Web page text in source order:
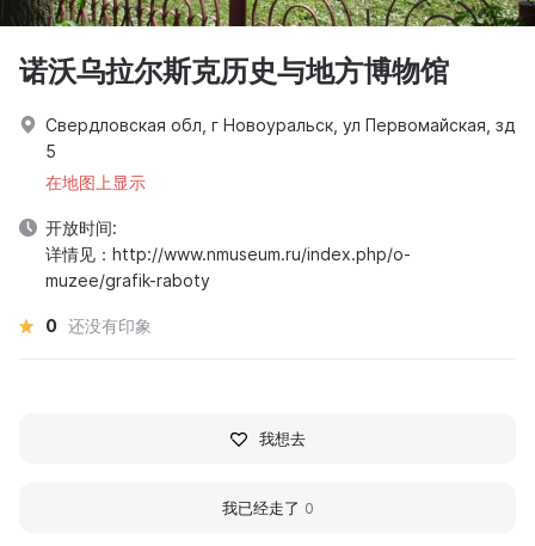
诺沃乌拉尔斯克历史与地方博物馆
Свердловская обл, г Новоуральск, ул Первомайская, зд
5
在地图上显示
开放时间:
详情见：http://www.nmuseum.ru/index.php/o-
muzee/grafik-raboty
0 还没有印象
我想去
我已经走了 0